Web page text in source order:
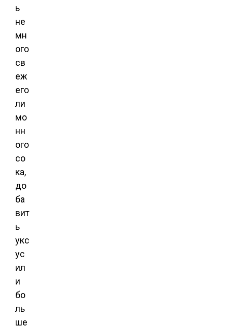
ь
не
мн
ого
св
еж
его
ли
мо
нн
ого
со
ка,
до
ба
вит
ь
укс
ус
ил
и
бо
ль
ше